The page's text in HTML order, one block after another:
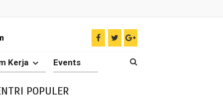
Kerja Events
POPULER